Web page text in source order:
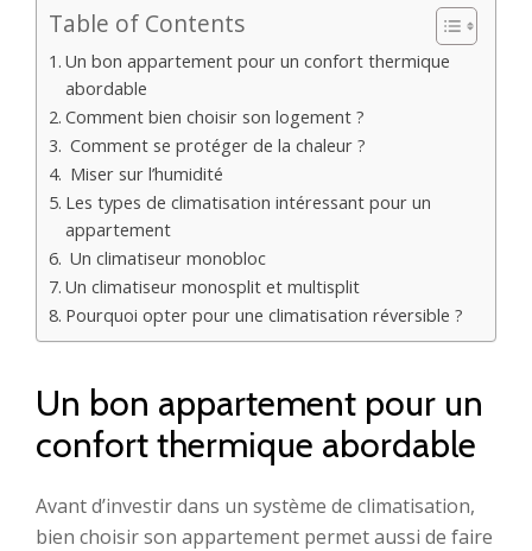
Table of Contents
Un bon appartement pour un confort thermique
abordable
Comment bien choisir son logement ?
Comment se protéger de la chaleur ?
Miser sur l’humidité
Les types de climatisation intéressant pour un
appartement
Un climatiseur monobloc
Un climatiseur monosplit et multisplit
Pourquoi opter pour une climatisation réversible ?
Un bon appartement pour un
confort thermique abordable
Avant d’investir dans un système de climatisation,
bien choisir son appartement permet aussi de faire